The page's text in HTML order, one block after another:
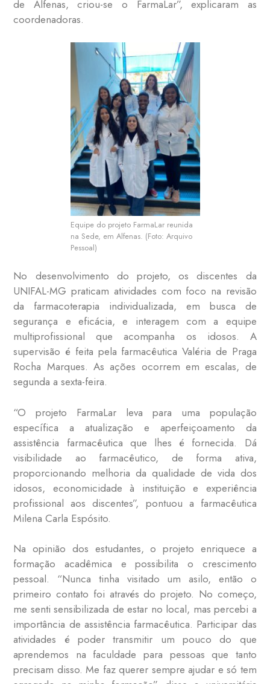
de Alfenas, criou-se o FarmaLar”, explicaram as
coordenadoras.
Equipe do projeto FarmaLar reunida
na Sede, em Alfenas. (Foto: Arquivo
Pessoal)
No desenvolvimento do projeto, os discentes da
UNIFAL-MG praticam atividades com foco na revisão
da farmacoterapia individualizada, em busca de
segurança e eficácia, e interagem com a equipe
multiprofissional que acompanha os idosos. A
supervisão é feita pela farmacêutica Valéria de Praga
Rocha Marques. As ações ocorrem em escalas, de
segunda a sexta-feira.
“O projeto FarmaLar leva para uma população
específica a atualização e aperfeiçoamento da
assistência farmacêutica que lhes é fornecida. Dá
visibilidade ao farmacêutico, de forma ativa,
proporcionando melhoria da qualidade de vida dos
idosos, economicidade à instituição e experiência
profissional aos discentes”, pontuou a farmacêutica
Milena Carla Espósito.
Na opinião dos estudantes, o projeto enriquece a
formação acadêmica e possibilita o crescimento
pessoal. “Nunca tinha visitado um asilo, então o
primeiro contato foi através do projeto. No começo,
me senti sensibilizada de estar no local, mas percebi a
importância de assistência farmacêutica. Participar das
atividades é poder transmitir um pouco do que
aprendemos na faculdade para pessoas que tanto
precisam disso. Me faz querer sempre ajudar e só tem